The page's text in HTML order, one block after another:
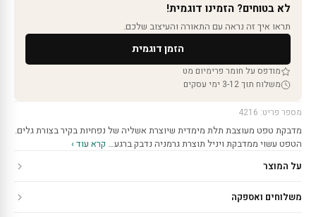
לא בטוחים? הזמינו דוגמית!
תראו איך זה נראה עם התאורה והעיצוב שלכם.
הזמן דוגמית
מודפס על חומר פרימיום מט
משלוח תוך 3-12 ימי עסקים
מספר פריט: 4216
מדבקת טפט מעוצבת תלת מימדית שיוצרת אשליה של נפחיות בקיר בצורת גלים.
הטפט עשוי ממדבקת ויניל תוצרת גרמניה נדבק ברגע… קרא עוד ›
על המוצר
משלוחים ואספקה